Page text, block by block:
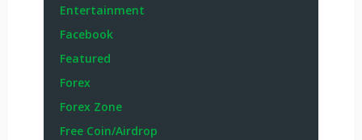
Entertainment
Facebook
Featured
Forex
Forex Zone
Free Coin/Airdrop